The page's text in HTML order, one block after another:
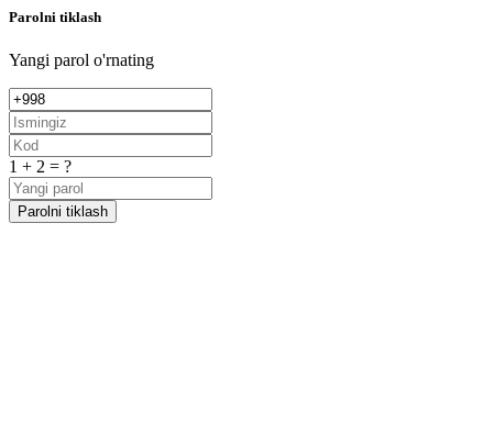
Parolni tiklash
Yangi parol o'rnating
1 + 2 = ?
Parolni tiklash